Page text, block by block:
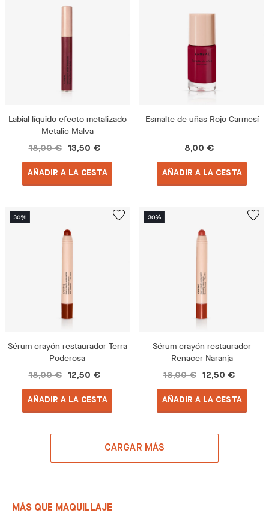
Labial líquido efecto metalizado
Metalic Malva
18,00 € 13,50 €
AÑADIR A LA CESTA
Esmalte de uñas Rojo Carmesí
8,00 €
AÑADIR A LA CESTA
Sérum crayón restaurador Terra
Poderosa
18,00 € 12,50 €
AÑADIR A LA CESTA
Sérum crayón restaurador
Renacer Naranja
18,00 € 12,50 €
AÑADIR A LA CESTA
CARGAR MÁS
MÁS QUE MAQUILLAJE